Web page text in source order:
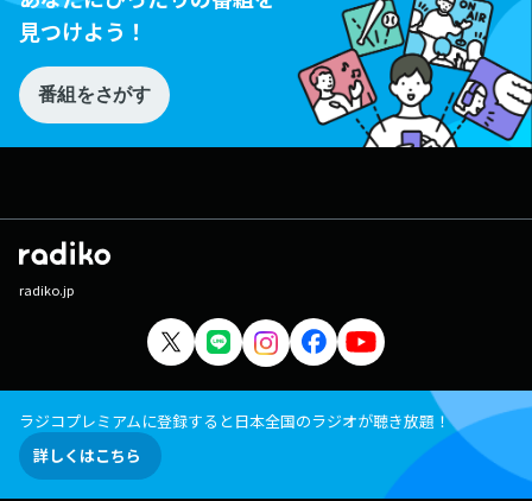
見つけよう！
番組をさがす
radiko.jp
ラジコプレミアムに登録すると日本全国のラジオが聴き放題！
詳しくはこちら